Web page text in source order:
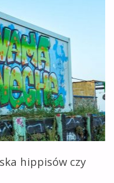
hippisów czy